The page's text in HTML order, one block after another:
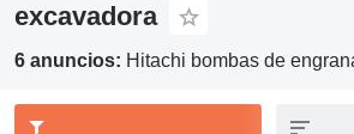
excavadora
6 anuncios: Hitachi bombas de